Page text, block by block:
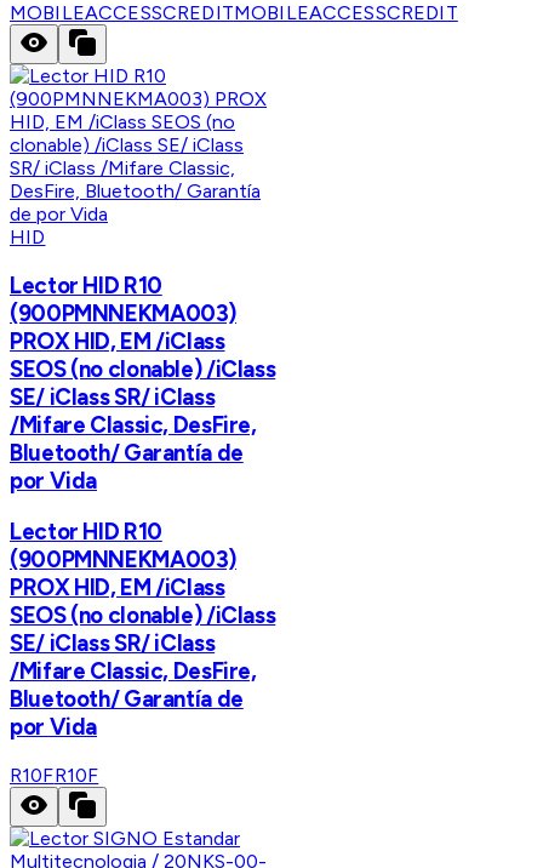
MOBILEACCESSCREDITMOBILEACCESSCREDIT
HID
Lector HID R10
(900PMNNEKMA003)
PROX HID, EM /iClass
SEOS (no clonable) /iClass
SE/ iClass SR/ iClass
/Mifare Classic, DesFire,
Bluetooth/ Garantía de
por Vida
Lector HID R10
(900PMNNEKMA003)
PROX HID, EM /iClass
SEOS (no clonable) /iClass
SE/ iClass SR/ iClass
/Mifare Classic, DesFire,
Bluetooth/ Garantía de
por Vida
R10FR10F